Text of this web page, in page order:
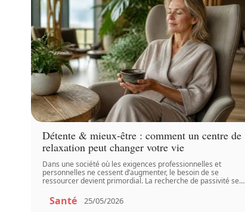
Détente & mieux-être : comment un centre de
relaxation peut changer votre vie
Dans une société où les exigences professionnelles et
personnelles ne cessent d’augmenter, le besoin de se
ressourcer devient primordial. La recherche de passivité se…
Santé 25/05/2026